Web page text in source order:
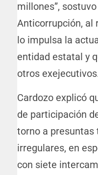
millones”,
Anticorrupción, al
lo impulsa la
entidad estatal y
otros
Cardozo explicó
de participación
torno a presuntas
irregulares, en
con siete